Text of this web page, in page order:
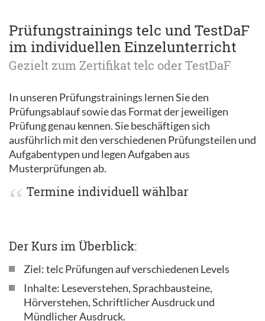
Prüfungstrainings telc und TestDaF
im individuellen Einzelunterricht
Gezielt zum Zertifikat telc oder TestDaF
In unseren Prüfungstrainings lernen Sie den
Prüfungsablauf sowie das Format der jeweiligen
Prüfung genau kennen. Sie beschäftigen sich
ausführlich mit den verschiedenen Prüfungsteilen und
Aufgabentypen und legen Aufgaben aus
Musterprüfungen ab.
Termine individuell wählbar
Der Kurs im Überblick:
Ziel: telc Prüfungen auf verschiedenen Levels
Inhalte: Leseverstehen, Sprachbausteine,
Hörverstehen, Schriftlicher Ausdruck und
Mündlicher Ausdruck.